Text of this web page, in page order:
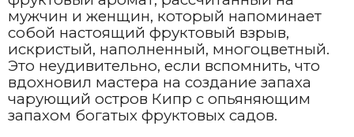
мужчин и женщин, который напоминает
собой настоящий фруктовый взрыв,
искристый, наполненный, многоцветный.
Это неудивительно, если вспомнить, что
вдохновил мастера на создание запаха
чарующий остров Кипр с опьяняющим
запахом богатых фруктовых садов.